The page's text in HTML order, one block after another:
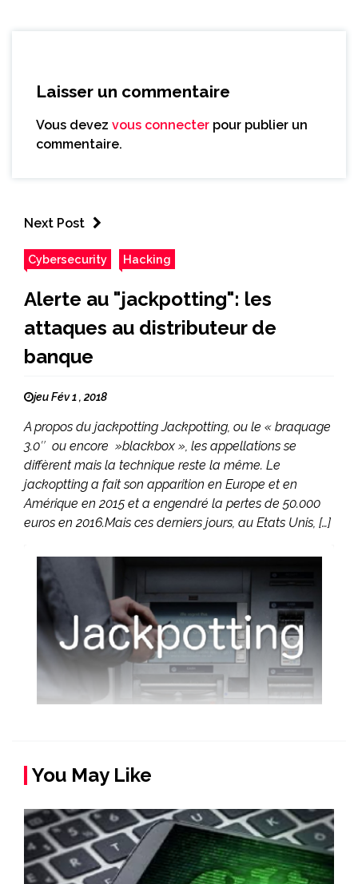
Laisser un commentaire
Vous devez vous connecter pour publier un
commentaire.
Next Post
Cybersecurity Hacking
Alerte au "jackpotting": les
attaques au distributeur de
banque
jeu Fév 1 , 2018
A propos du jackpotting Jackpotting, ou le « braquage
3.0″ ou encore »blackbox », les appellations se
diffèrent mais la technique reste la même. Le
jackoptting a fait son apparition en Europe et en
Amérique en 2015 et a engendré la pertes de 50.000
euros en 2016.Mais ces derniers jours, au Etats Unis, […]
You May Like